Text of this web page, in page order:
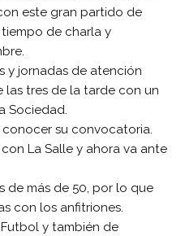
este gran partido de
de charla y
y jornadas de atención
las tres de la tarde con un
Sociedad.
su convocatoria.
La Salle y ahora va ante
de más de 50, por lo que
con los anfitriones.
y también de